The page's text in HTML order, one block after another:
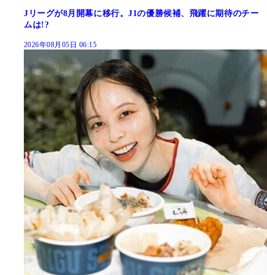
Jリーグが8月開幕に移行。J1の優勝候補、飛躍に期待のチー
ムは!?
2026年08月05日 06:15